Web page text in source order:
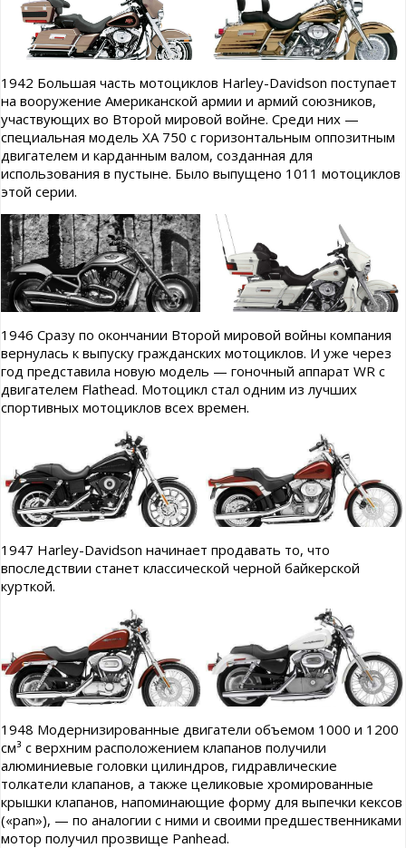
1942 Большая часть мотоциклов Harley-Davidson поступает
на вооружение Американской армии и армий союзников,
участвующих во Второй мировой войне. Среди них —
специальная модель ХА 750 с горизонтальным оппозитным
двигателем и карданным валом, созданная для
использования в пустыне. Было выпущено 1011 мотоциклов
этой серии.
1946 Сразу по окончании Второй мировой войны компания
вернулась к выпуску гражданских мотоциклов. И уже через
год представила новую модель — гоночный аппарат WR с
двигателем Flathead. Мотоцикл стал одним из лучших
спортивных мотоциклов всех времен.
1947 Harley-Davidson начинает продавать то, что
впоследствии станет классической черной байкерской
курткой.
1948 Модернизированные двигатели объемом 1000 и 1200
см³ с верхним расположением клапанов получили
алюминиевые головки цилиндров, гидравлические
толкатели клапанов, а также целиковые хромированные
крышки клапанов, напоминающие форму для выпечки кексов
(«pan»), — по аналогии с ними и своими предшественниками
мотор получил прозвище Panhead.